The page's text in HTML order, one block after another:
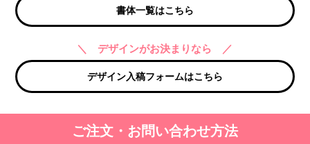
書体一覧はこちら
＼ デザインがお決まりなら ／
デザイン入稿フォームはこちら
ご注文・お問い合わせ方法